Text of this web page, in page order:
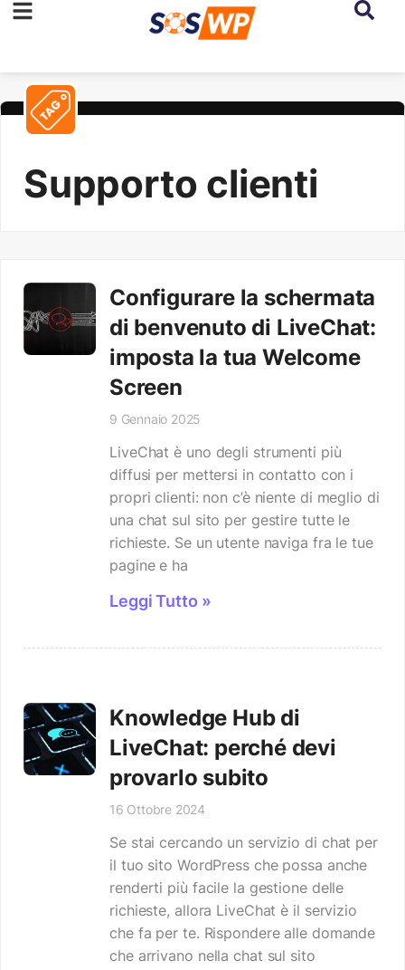
Supporto clienti
Configurare la schermata
di benvenuto di LiveChat:
imposta la tua Welcome
Screen
9 Gennaio 2025
LiveChat è uno degli strumenti più
diffusi per mettersi in contatto con i
propri clienti: non c’è niente di meglio di
una chat sul sito per gestire tutte le
richieste. Se un utente naviga fra le tue
pagine e ha
Leggi Tutto »
Knowledge Hub di
LiveChat: perché devi
provarlo subito
16 Ottobre 2024
Se stai cercando un servizio di chat per
il tuo sito WordPress che possa anche
renderti più facile la gestione delle
richieste, allora LiveChat è il servizio
che fa per te. Rispondere alle domande
che arrivano nella chat sul sito